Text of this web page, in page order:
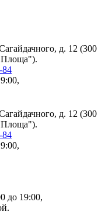
д. 12 (300
Площа").
84
д. 12 (300
Площа").
84
до 19:00,